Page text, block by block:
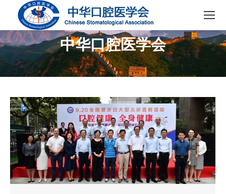
中华口腔医学会
您在这里：